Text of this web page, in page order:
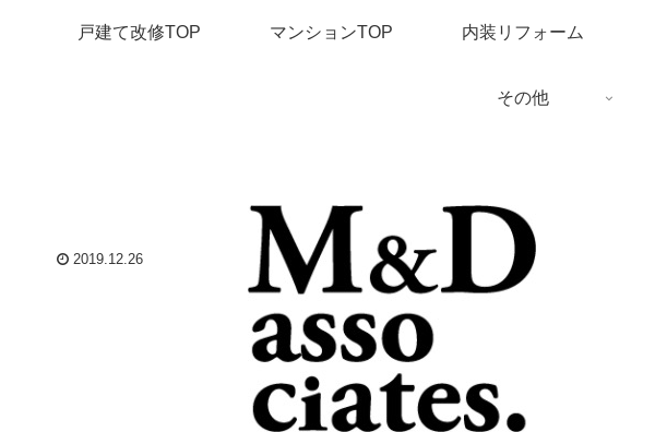
戸建て改修TOP マンションTOP 内装リフォーム
その他
2019.12.26